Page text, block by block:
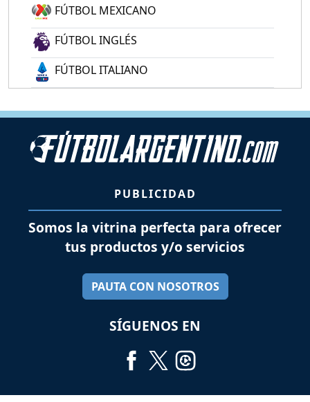
FÚTBOL MEXICANO
FÚTBOL INGLÉS
FÚTBOL ITALIANO
PUBLICIDAD
Somos la vitrina perfecta para ofrecer
tus productos y/o servicios
PAUTA CON NOSOTROS
SÍGUENOS EN